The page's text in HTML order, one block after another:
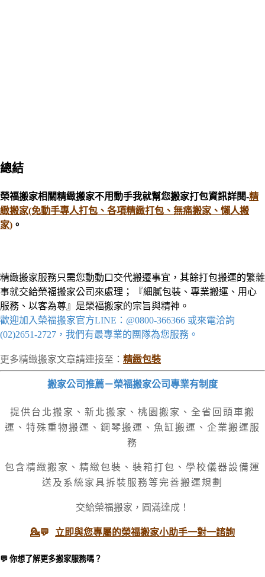
總結
榮福搬家相關精緻搬家不用動手我就幫您搬家打包資訊詳閱-精
緻搬家(免動手專人打包、各項精緻打包、無痛搬家、懶人搬
家) 。
精緻搬家服務只需您動動口交代搬遷事宜，其餘打包搬運的繁雜
事就交給榮福搬家公司來處理 ；
『細膩包裝、專業搬運、用心
服務、以客為尊』是榮福搬家的宗旨與精神。
歡迎加入榮福搬家官方LINE：@0800-366366 或來電洽詢
(02)2651-2727，我們有最專業的團隊為您服務。
更多精緻搬家文章請連接至： 精緻包裝
搬家公司推薦－榮福搬家公司專業有制度
提供台北搬家 、 新北搬家、桃園搬家 、 全省回頭車搬
運、特殊重物搬運、鋼琴搬運 、魚缸搬運 、 企業搬運服
務
包含精緻搬家 、 精緻包裝、裝箱打包 、 學校儀器設備運
送及系統家具拆裝服務等完善搬運規劃
交給榮福搬家，圓滿達成！
💁💬 立即與您專屬的榮福搬家小助手一對一諮詢
💬 你想了解更多搬家服務嗎？​